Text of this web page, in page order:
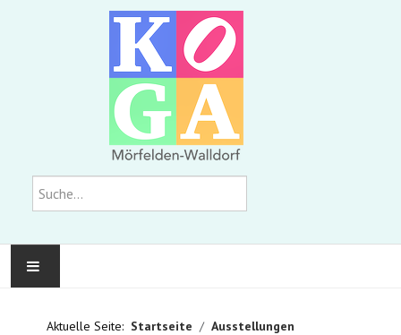
Suchen
Aktuelle Seite: Startseite
Ausstellungen